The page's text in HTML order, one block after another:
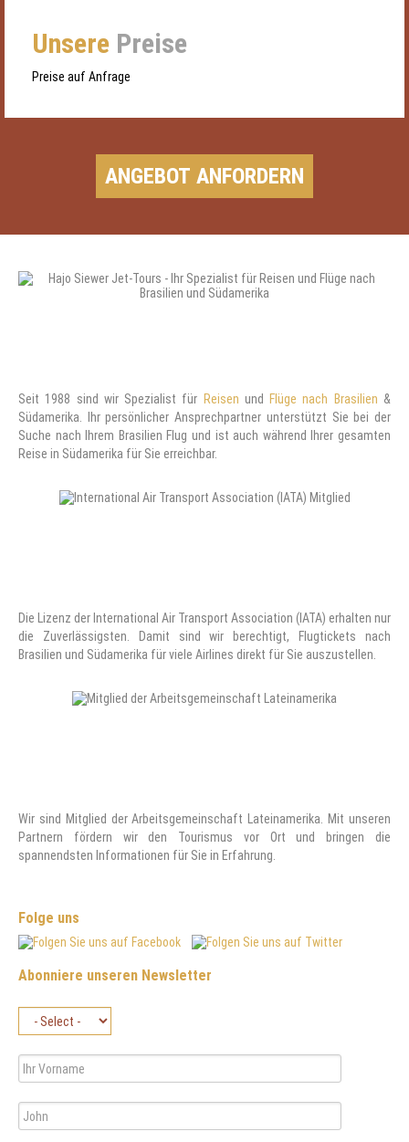
Unsere Preise
Preise auf Anfrage
Seit 1988 sind wir Spezialist für Reisen und Flüge nach Brasilien &
Südamerika. Ihr persönlicher Ansprechpartner unterstützt Sie bei der
Suche nach Ihrem Brasilien Flug und ist auch während Ihrer gesamten
Reise in Südamerika für Sie erreichbar.
Die Lizenz der International Air Transport Association (IATA) erhalten nur
die Zuverlässigsten. Damit sind wir berechtigt, Flugtickets nach
Brasilien und Südamerika für viele Airlines direkt für Sie auszustellen.
Wir sind Mitglied der Arbeitsgemeinschaft Lateinamerika. Mit unseren
Partnern fördern wir den Tourismus vor Ort und bringen die
spannendsten Informationen für Sie in Erfahrung.
Folge uns
Abonniere unseren Newsletter